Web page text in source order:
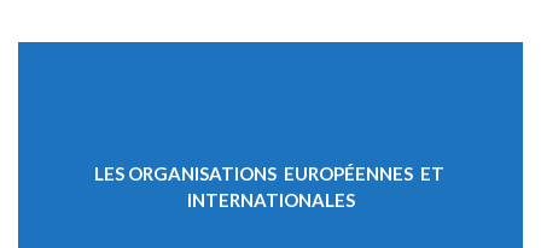
LES ORGANISATIONS EUROPÉENNES ET
INTERNATIONALES